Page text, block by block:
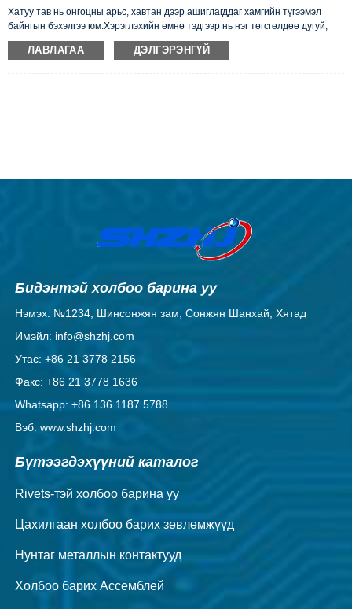
Хатуу тав нь онгоцны арьс, хавтан дээр ашиглагддаг хамгийн түгээмэл
байнгын бэхэлгээ юм.Хэрэглэхийн өмнө тэдгээр нь нэг төгсгөлдөө дугуй,
хавтгай толгойтой гөлгөр босоо амнаас бүрддэг. Бид цахилгаан гүйдлийг
сайн дамжуулдаг цул мөнгөн тавыг санал болгож байна.
ЛАВЛАГАА ДЭЛГЭРЭНГҮЙ
Бидэнтэй холбоо барина уу
Нэмэх: №1234, Шинсонжян зам, Сонжян Шанхай, Хятад
Имэйл: info@shzhj.com
Утас: +86 21 3778 2156
Факс: +86 21 3778 1636
Whatsapp: +86 136 1187 5788
Вэб: www.shzhj.com
Бүтээгдэхүүний каталог
Rivets-тэй холбоо барина уу
Цахилгаан холбоо барих зөвлөмжүүд
Нунтаг металлын контактууд
Холбоо барих Ассемблей